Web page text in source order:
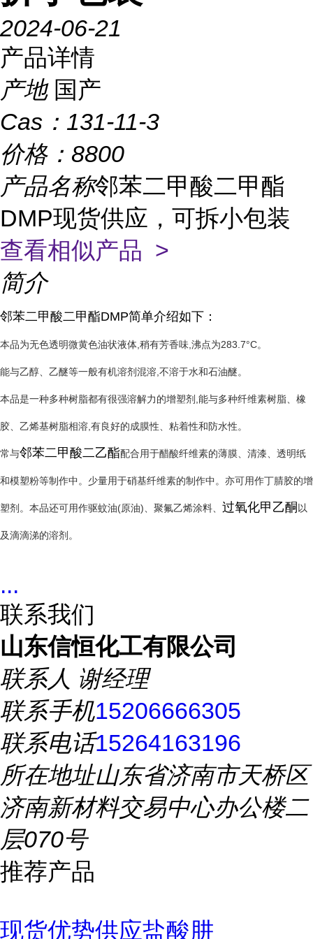
2024-06-21
产品详情
产地 国产
Cas： 131-11-3
价格： 8800
产品名称邻苯二甲酸二甲酯
DMP现货供应，可拆小包装
查看相似产品 >
简介
邻苯二甲酸二甲酯DMP简单介绍如下：
本品为无色透明微黄色油状液体,稍有芳香味,沸点为283.7°C。
能与乙醇、乙醚等一般有机溶剂混溶,不溶于水和石油醚。
本品是一种多种树脂都有很强溶解力的增塑剂,能与多种纤维素树脂、橡
胶、乙烯基树脂相溶,有良好的成膜性、粘着性和防水性。
常与邻苯二甲酸二乙酯配合用于醋酸纤维素的薄膜、清漆、透明纸
和模塑粉等制作中。少量用于硝基纤维素的制作中。亦可用作丁腈胶的增
塑剂。本品还可用作驱蚊油(原油)、聚氟乙烯涂料、 过氧化甲乙酮 以
及滴滴涕的溶剂。
...
联系我们
山东信恒化工有限公司
联系人 谢经理
联系手机15206666305
联系电话15264163196
所在地址山东省济南市天桥区
济南新材料交易中心办公楼二
层070号
推荐产品
现货优势供应盐酸肼